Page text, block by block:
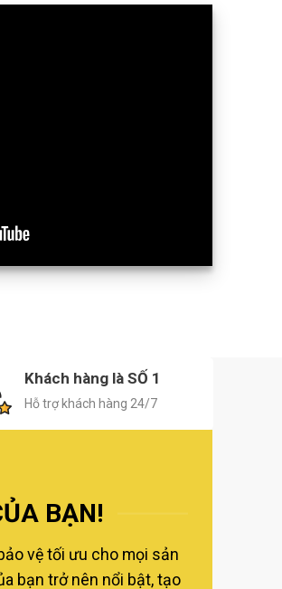
Khách hàng là SỐ 1
Hỗ trợ khách hàng 24/7
BẠN!
vệ tối ưu cho mọi sản
bạn trở nên nổi bật, tạo